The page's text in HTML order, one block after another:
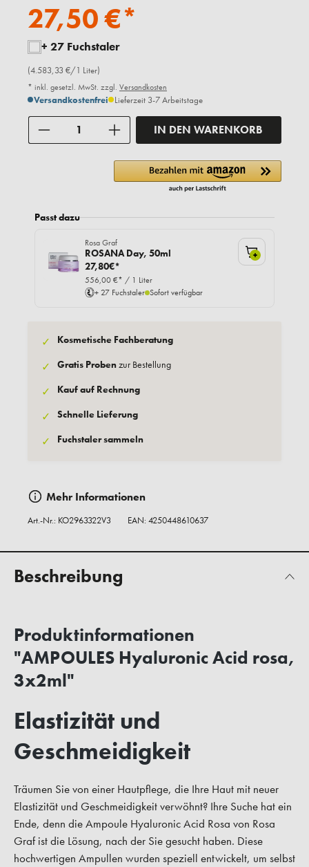
27,50 €*
+ 27 Fuchstaler
(4.583,33 €/1 Liter)
* inkl. gesetzl. MwSt. zzgl. Versandkosten
Versandkostenfrei Lieferzeit 3-7 Arbeitstage
IN DEN WARENKORB
Passt dazu
Rosa Graf
ROSANA Day, 50ml
27,80€*
556,00 €* / 1 Liter
+ 27 Fuchstaler Sofort verfügbar
+
✓ Kosmetische Fachberatung
✓ Gratis Probenzur Bestellung
✓ Kauf auf Rechnung
✓ Schnelle Lieferung
✓ Fuchstaler sammeln
Mehr Informationen
Art.-Nr.: KO2963322V3 EAN: 4250448610637
Beschreibung
Produktinformationen
"AMPOULES Hyaluronic Acid rosa,
3x2ml"
Elastizität und
Geschmeidigkeit
Träumen Sie von einer Hautpflege, die Ihre Haut mit neuer
Elastizität und Geschmeidigkeit verwöhnt? Ihre Suche hat ein
Ende, denn die Ampoule Hyaluronic Acid Rosa von Rosa
Graf ist die Lösung, nach der Sie gesucht haben. Diese
hochwertigen Ampullen wurden speziell entwickelt, um selbst